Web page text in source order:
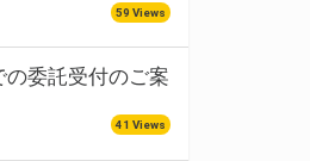
59 Views
の委託受付のご案
41 Views